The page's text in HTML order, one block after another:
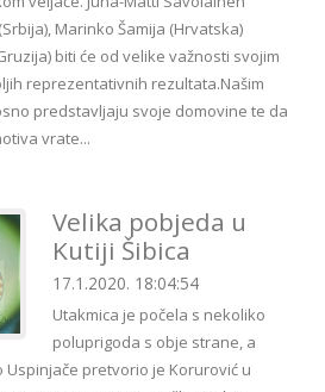
Marinko Šamija (Hrvatska)
biti će od velike važnosti svojim
reprezentativnih rezultata.Našim
predstavljaju svoje domovine te da
vrate...
Velika pobjeda u
Kutiji Šibica
17.1.2020. 18:04:54
Utakmica je počela s nekoliko
poluprigoda s obje strane, a
pretvorio je Korurović u